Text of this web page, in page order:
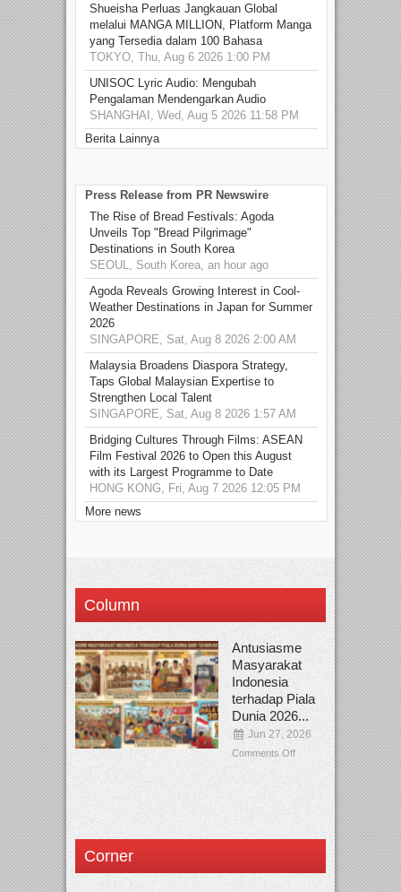
Shueisha Perluas Jangkauan Global
melalui MANGA MILLION, Platform Manga
yang Tersedia dalam 100 Bahasa
TOKYO, Thu, Aug 6 2026 1:00 PM
UNISOC Lyric Audio: Mengubah
Pengalaman Mendengarkan Audio
SHANGHAI, Wed, Aug 5 2026 11:58 PM
Berita Lainnya
Press Release from PR Newswire
The Rise of Bread Festivals: Agoda
Unveils Top "Bread Pilgrimage"
Destinations in South Korea
SEOUL, South Korea, an hour ago
Agoda Reveals Growing Interest in Cool-
Weather Destinations in Japan for Summer
2026
SINGAPORE, Sat, Aug 8 2026 2:00 AM
Malaysia Broadens Diaspora Strategy,
Taps Global Malaysian Expertise to
Strengthen Local Talent
SINGAPORE, Sat, Aug 8 2026 1:57 AM
Bridging Cultures Through Films: ASEAN
Film Festival 2026 to Open this August
with its Largest Programme to Date
HONG KONG, Fri, Aug 7 2026 12:05 PM
More news
Column
Antusiasme
Masyarakat
Indonesia
terhadap Piala
Dunia 2026...
Jun 27, 2026
Comments Off
Corner